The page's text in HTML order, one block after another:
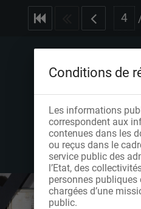
Conditions de
Les informations
correspondent aux
contenues dans les
ou reçus dans le
service public des
l’Etat, des
personnes publiques
chargées d’une
public.